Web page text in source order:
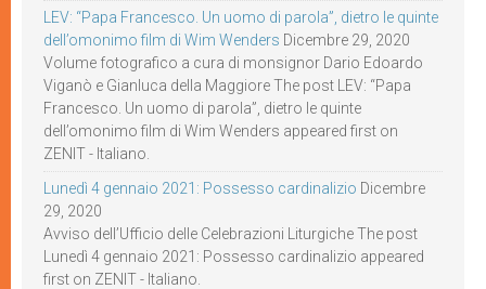
LEV: “Papa Francesco. Un uomo di parola”, dietro le quinte
dell’omonimo film di Wim Wenders Dicembre 29, 2020
Volume fotografico a cura di monsignor Dario Edoardo
Viganò e Gianluca della Maggiore The post LEV: “Papa
Francesco. Un uomo di parola”, dietro le quinte
dell’omonimo film di Wim Wenders appeared first on
ZENIT - Italiano.
Lunedì 4 gennaio 2021: Possesso cardinalizio Dicembre
29, 2020
Avviso dell’Ufficio delle Celebrazioni Liturgiche The post
Lunedì 4 gennaio 2021: Possesso cardinalizio appeared
first on ZENIT - Italiano.